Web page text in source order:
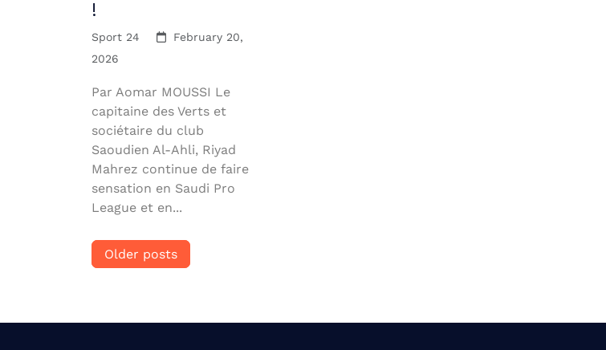
!
Sport 24
February 20,
2026
Par Aomar MOUSSI Le
capitaine des Verts et
sociétaire du club
Saoudien Al-Ahli, Riyad
Mahrez continue de faire
sensation en Saudi Pro
League et en...
Posts
Older posts